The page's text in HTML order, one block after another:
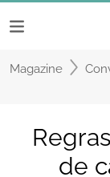
Magazine
de